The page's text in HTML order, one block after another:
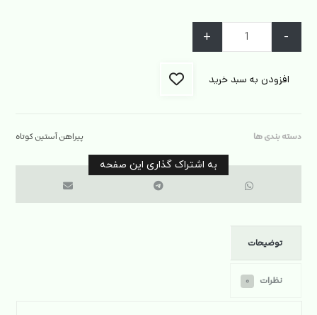
-
+
افزودن به سبد خرید
دسته بندی ها پیراهن آستین کوتاه
توضیحات
نظرات ۰